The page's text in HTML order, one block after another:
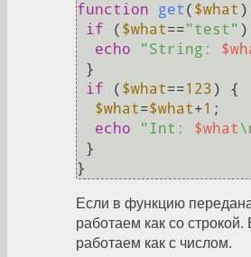
function
get ( $what )
if ( $what=="test"
echo
"String:
if ( $what==123) {
$what=$what+1 ;
echo
"Int: $what
Если в функцию
работаем как со строкой.
работаем как с числом.